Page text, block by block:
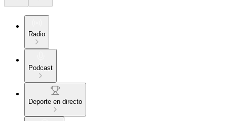
Radio
Podcast
Deporte en directo